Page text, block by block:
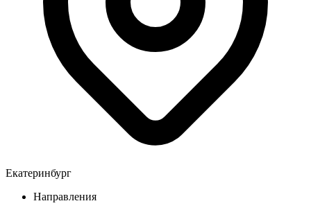
Екатеринбург
Направления